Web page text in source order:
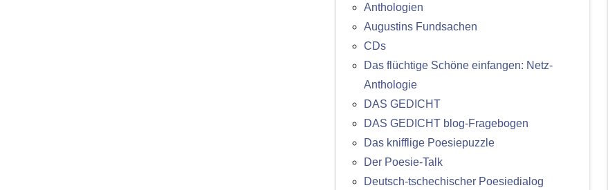
Anthologien
Augustins Fundsachen
CDs
Das flüchtige Schöne einfangen: Netz-
Anthologie
DAS GEDICHT
DAS GEDICHT blog-Fragebogen
Das knifflige Poesiepuzzle
Der Poesie-Talk
Deutsch-tschechischer Poesiedialog